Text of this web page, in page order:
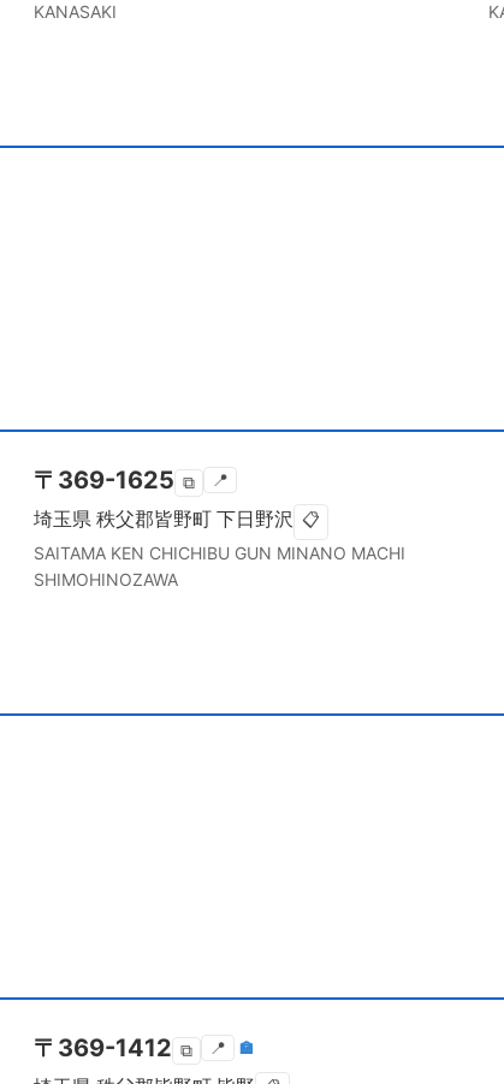
KANASAKI
〒 369-1625 ⧉ 📍
埼玉県 秩父郡皆野町 下日野沢 📋
SAITAMA KEN CHICHIBU GUN MINANO MACHI
SHIMOHINOZAWA
〒 369-1412 ⧉ 📍 🏣